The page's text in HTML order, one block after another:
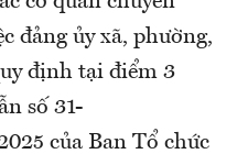
đảng ủy xã, phường,
định tại điểm 3
số 31-
của Ban Tổ chức